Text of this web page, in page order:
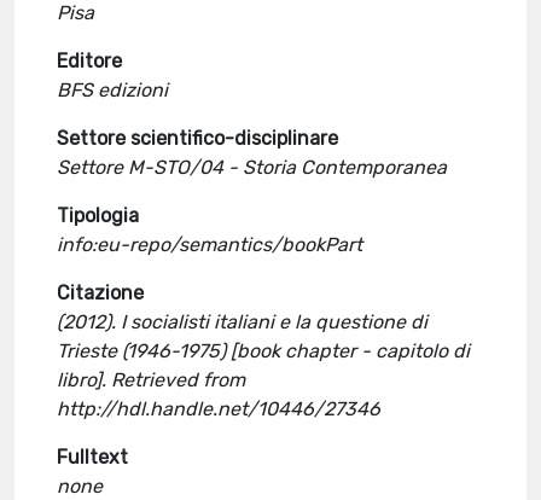
Pisa
Editore
BFS edizioni
Settore scientifico-disciplinare
Settore M-STO/04 - Storia Contemporanea
Tipologia
info:eu-repo/semantics/bookPart
Citazione
(2012). I socialisti italiani e la questione di
Trieste (1946-1975) [book chapter - capitolo di
libro]. Retrieved from
http://hdl.handle.net/10446/27346
Fulltext
none